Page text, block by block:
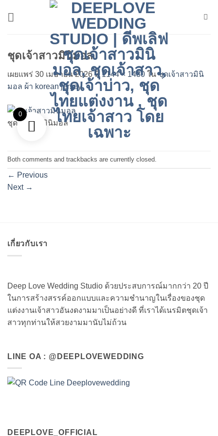
ชุดเจ้าสาวมินิมอล
เผยแพร่ 30 เมษายน 2026ที่1144 × 1430 ในชุดเจ้าสาวมินิ
มอล ผ้า korean jersey
ชุดเจ้าสาวมินิมอล
Both comments and trackbacks are currently closed.
← Previous
Next →
เกี่ยวกับเรา
Deep Love Wedding Studio ด้วยประสบการณ์มากกว่า 20 ปี
ในการสร้างสรรค์ออกแบบและความชำนาญในเรื่องของชุด
แต่งงานเจ้าสาวอันงดงามมาเป็นอย่างดี ที่เราได้เนรมิตชุดเจ้า
สาวทุกท่านให้สวยงามมานับไม่ถ้วน
LINE OA : @DEEPLOVEWEDDING
DEEPLOVE_OFFICIAL
0